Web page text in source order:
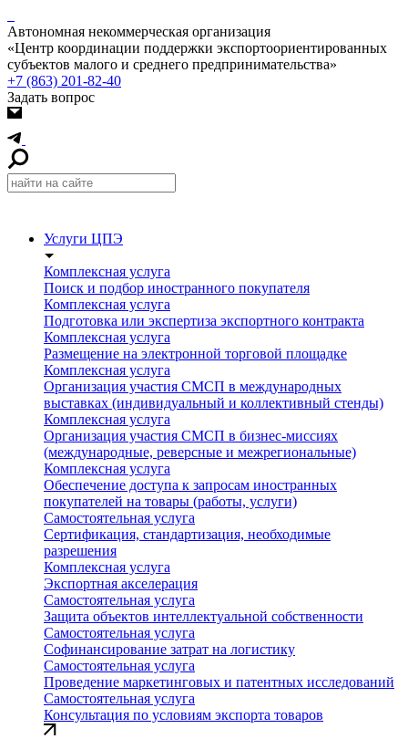
Автономная некоммерческая организация
«Центр координации поддержки экспортоориентированных
субъектов малого и среднего предпринимательства»
+7 (863) 201-82-40
Задать вопрос
Услуги ЦПЭ
Комплексная услуга
Поиск и подбор иностранного покупателя
Комплексная услуга
Подготовка или экспертиза экспортного контракта
Комплексная услуга
Размещение на электронной торговой площадке
Комплексная услуга
Организация участия СМСП в международных
выставках (индивидуальный и коллективный стенды)
Комплексная услуга
Организация участия СМСП в бизнес-миссиях
(международные, реверсные и межрегиональные)
Комплексная услуга
Обеспечение доступа к запросам иностранных
покупателей на товары (работы, услуги)
Самостоятельная услуга
Сертификация, стандартизация, необходимые
разрешения
Комплексная услуга
Экспортная акселерация
Самостоятельная услуга
Защита объектов интеллектуальной собственности
Самостоятельная услуга
Софинансирование затрат на логистику
Самостоятельная услуга
Проведение маркетинговых и патентных исследований
Самостоятельная услуга
Консультация по условиям экспорта товаров